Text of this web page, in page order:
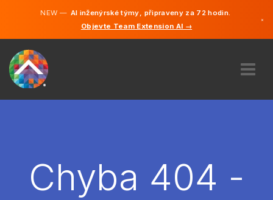
NEW —AI inženýrské týmy, připraveny za 72 hodin.
Objevte Team Extension AI →
×
NAJMOUT
Angličtina
Chyba 404 -